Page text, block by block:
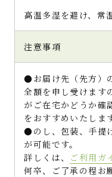
高温多湿を避け、常
注意事項
●お届け先（先方）
全額を申し受けます
がご在宅かどうか確
をおすすめいたします
●のし、包装、手提
が可能です。
詳しくは、 ご利用ガ
何卒、ご了承の程お